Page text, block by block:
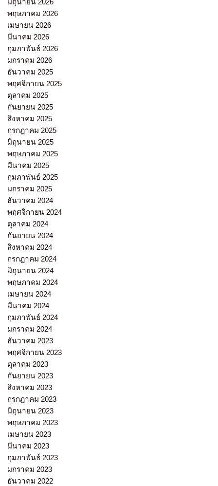
มิถุนายน 2026
พฤษภาคม 2026
เมษายน 2026
มีนาคม 2026
กุมภาพันธ์ 2026
มกราคม 2026
ธันวาคม 2025
พฤศจิกายน 2025
ตุลาคม 2025
กันยายน 2025
สิงหาคม 2025
กรกฎาคม 2025
มิถุนายน 2025
พฤษภาคม 2025
มีนาคม 2025
กุมภาพันธ์ 2025
มกราคม 2025
ธันวาคม 2024
พฤศจิกายน 2024
ตุลาคม 2024
กันยายน 2024
สิงหาคม 2024
กรกฎาคม 2024
มิถุนายน 2024
พฤษภาคม 2024
เมษายน 2024
มีนาคม 2024
กุมภาพันธ์ 2024
มกราคม 2024
ธันวาคม 2023
พฤศจิกายน 2023
ตุลาคม 2023
กันยายน 2023
สิงหาคม 2023
กรกฎาคม 2023
มิถุนายน 2023
พฤษภาคม 2023
เมษายน 2023
มีนาคม 2023
กุมภาพันธ์ 2023
มกราคม 2023
ธันวาคม 2022